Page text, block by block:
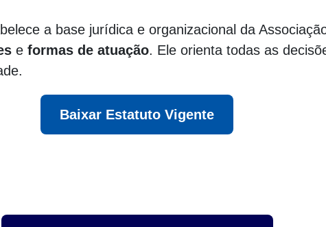
a base jurídica e organizacional da
e formas de atuação. Ele orienta todas as
Baixar Estatuto Vigente